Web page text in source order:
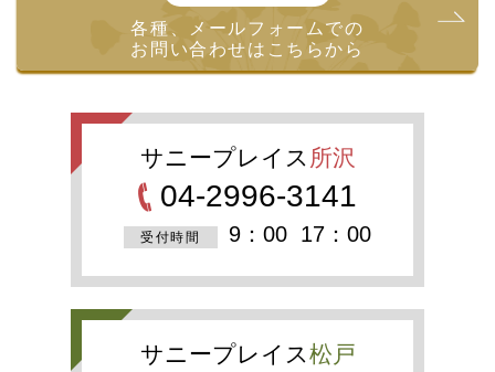
各種、メールフォームでの
お問い合わせはこちらから
サニープレイス 所沢
04-2996-3141
受付時間 9：00 17：00
サニープレイス松戸